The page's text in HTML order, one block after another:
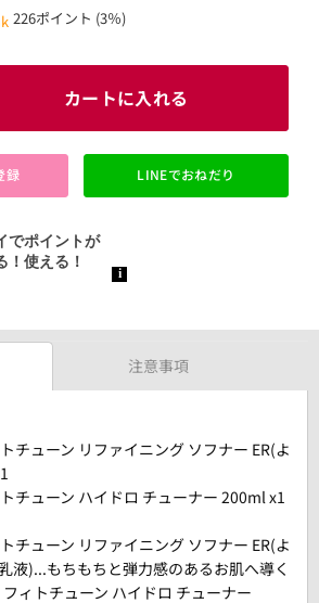
226ポイント (3％)
カートに入れる
録 LINEでおねだり
注意事項
チューン リファイニング ソフナー ER(よ
チューン ハイドロ チューナー 200ml x1
チューン リファイニング ソフナー ER(よ
液)...もちもちと弾力感のあるお肌へ導く
ィトチューン ハイドロ チューナー